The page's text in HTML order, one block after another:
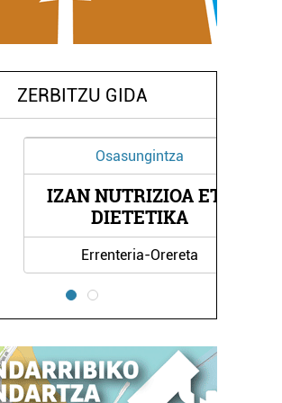
ZERBITZU GIDA
Osasungintza
IZAN NUTRIZIOA ETA
DIETETIKA
Errenteria-Orereta